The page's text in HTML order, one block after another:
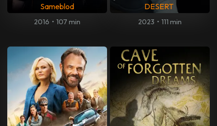
Sameblod
2016 • 107 min
DESERT
2023 • 111 min